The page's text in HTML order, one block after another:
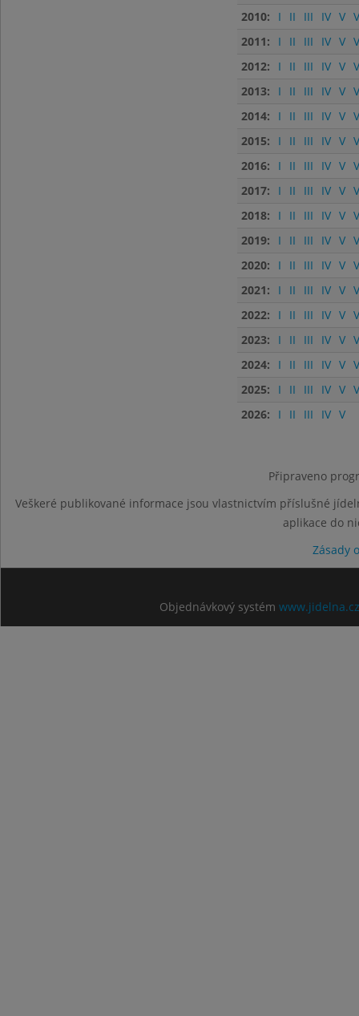
2010:
I II III IV V
2011:
I II III IV V
2012:
I II III IV V
2013:
I II III IV V
2014:
I II III IV V
2015:
I II III IV V
2016:
I II III IV V
2017:
I II III IV V
2018:
I II III IV V
2019:
I II III IV V
2020:
I II III IV V
2021:
I II III IV V
2022:
I II III IV V
2023:
I II III IV V
2024:
I II III IV V
2025:
I II III IV V
2026:
I II III IV V
Připraveno
Veškeré publikované informace jsou vlastnictvím příslušné
aplikace do
Zásady
Objednávkový systém www.jidelna.cz